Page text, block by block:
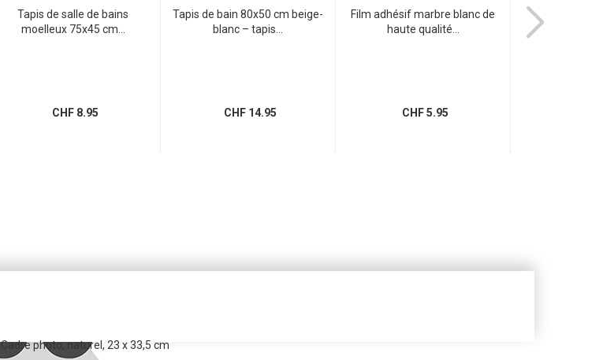
Tapis de salle de bains
moelleux 75x45 cm...
CHF 8.95
Tapis de bain 80x50 cm beige-
blanc – tapis...
CHF 14.95
Film adhésif marbre blanc de
haute qualité...
CHF 5.95
Cadre photo, naturel, 23 x 33,5 cm